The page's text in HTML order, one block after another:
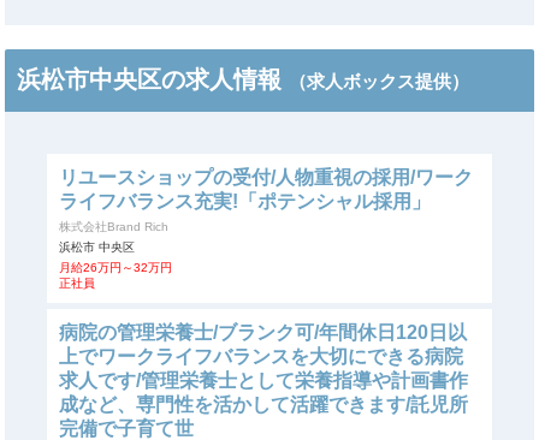
浜松市中央区の求人情報 （求人ボックス提供）
リユースショップの受付/人物重視の採用/ワーク
ライフバランス充実!「ポテンシャル採用」
株式会社Brand Rich
浜松市 中央区
月給26万円～32万円
正社員
病院の管理栄養士/ブランク可/年間休日120日以
上でワークライフバランスを大切にできる病院
求人です/管理栄養士として栄養指導や計画書作
成など、専門性を活かして活躍できます/託児所
完備で子育て世